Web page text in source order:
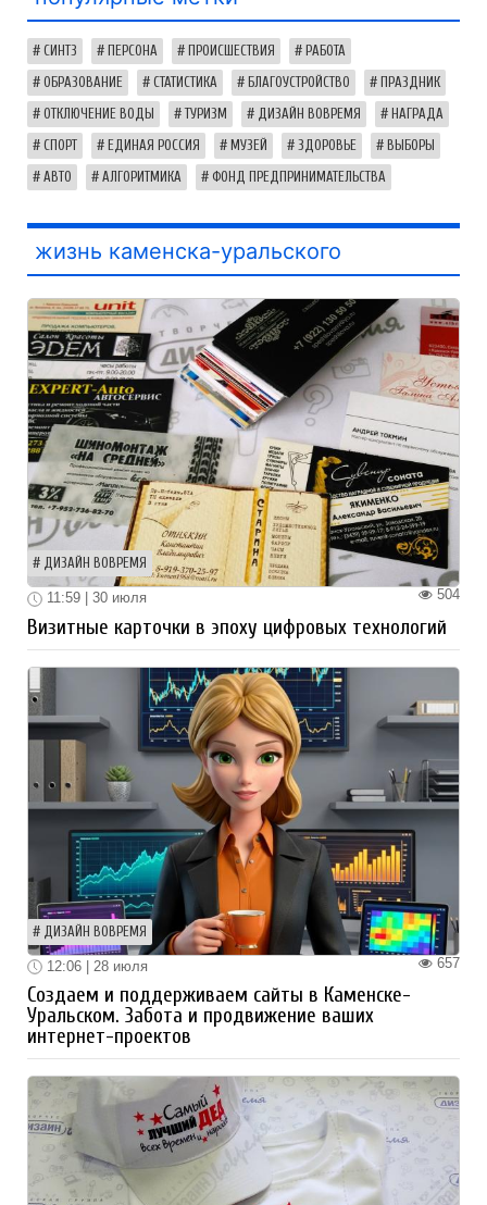
СИНТЗ ПЕРСОНА ПРОИСШЕСТВИЯ РАБОТА
ОБРАЗОВАНИЕ СТАТИСТИКА БЛАГОУСТРОЙСТВО ПРАЗДНИК
ОТКЛЮЧЕНИЕ ВОДЫ ТУРИЗМ ДИЗАЙН ВОВРЕМЯ НАГРАДА
СПОРТ ЕДИНАЯ РОССИЯ МУЗЕЙ ЗДОРОВЬЕ ВЫБОРЫ
АВТО АЛГОРИТМИКА ФОНД ПРЕДПРИНИМАТЕЛЬСТВА
жизнь каменска-уральского
ДИЗАЙН ВОВРЕМЯ
504
11:59 | 30 июля
Визитные карточки в эпоху цифровых технологий
ДИЗАЙН ВОВРЕМЯ
657
12:06 | 28 июля
Создаем и поддерживаем сайты в Каменске-
Уральском. Забота и продвижение ваших
интернет-проектов